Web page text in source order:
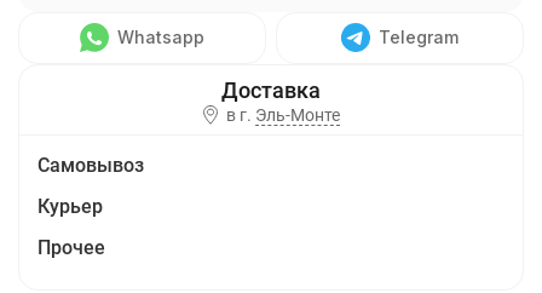
Whatsapp Telegram
в г. Эль-Монте
Самовывоз
Курьер
Прочее